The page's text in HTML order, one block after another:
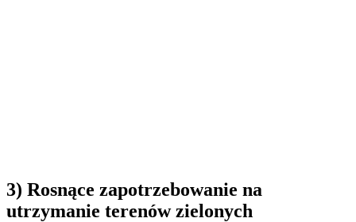
3) Rosnące zapotrzebowanie na
utrzymanie terenów zielonych